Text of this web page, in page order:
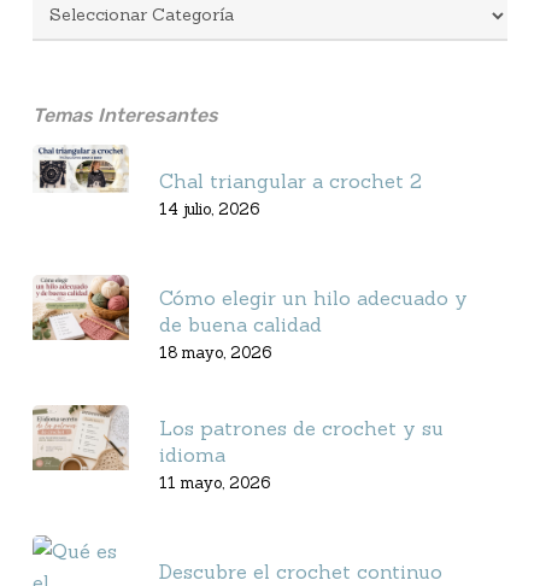
Temas Interesantes
Chal triangular a crochet 2
14 julio, 2026
Cómo elegir un hilo adecuado y
de buena calidad
18 mayo, 2026
Los patrones de crochet y su
idioma
11 mayo, 2026
Descubre el crochet continuo